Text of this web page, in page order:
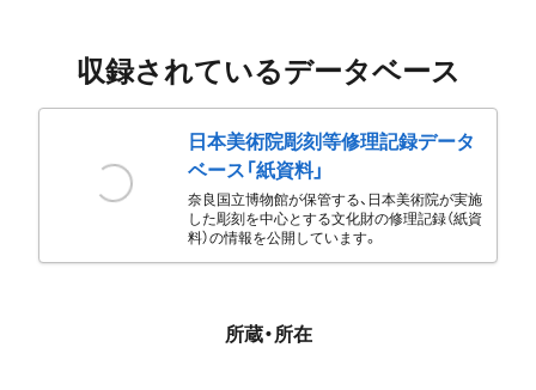
収録されているデータベース
日本美術院彫刻等修理記録データ
ベース「紙資料」
奈良国立博物館が保管する、日本美術院が実施
した彫刻を中心とする文化財の修理記録（紙資
料）の情報を公開しています。
所蔵・所在